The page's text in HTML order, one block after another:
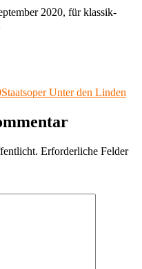
2020, für klassik-
Kategorien
Staatsoper Unter den Linden
Erforderliche Felder